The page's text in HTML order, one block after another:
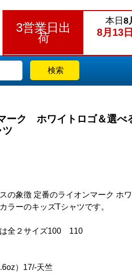
3営業日出
荷
本日8
8月13日
検索
ーク ホワイトロゴ＆選
ツ
の象徴 定番のライオンマーク ホ
ラーのキッズTシャツです。
全２サイズ100 110
）17/-天竺